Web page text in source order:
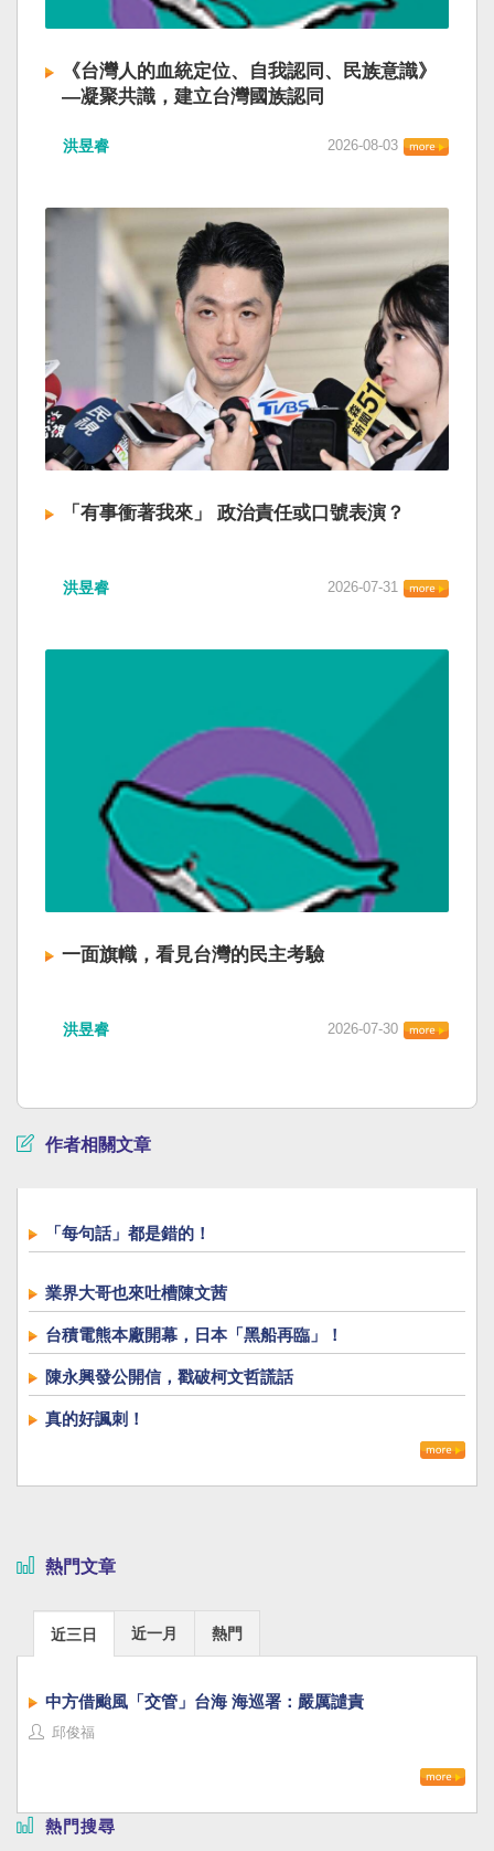
《台灣人的血統定位、自我認同、民族意識》
—凝聚共識，建立台灣國族認同
洪昱睿 2026-08-03
「有事衝著我來」 政治責任或口號表演？
洪昱睿 2026-07-31
一面旗幟，看見台灣的民主考驗
洪昱睿 2026-07-30
作者相關文章
「每句話」都是錯的！
業界大哥也來吐槽陳文茜
台積電熊本廠開幕，日本「黑船再臨」！
陳永興發公開信，戳破柯文哲謊話
真的好諷刺！
熱門文章
近三日 近一月 熱門
中方借颱風「交管」台海 海巡署：嚴厲譴責
邱俊福
熱門搜尋